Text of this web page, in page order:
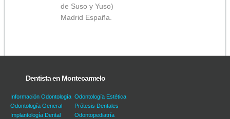
de Suso y Yuso)
Madrid España.
Dentista en Montecarmelo
Información Odontología
Odontología General
Implantología Dental
Odontología Estética
Prótesis Dentales
Odontopediatría